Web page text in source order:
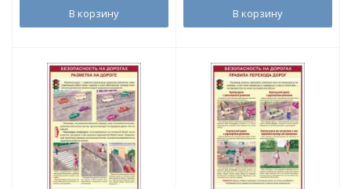
В корзину В корзину